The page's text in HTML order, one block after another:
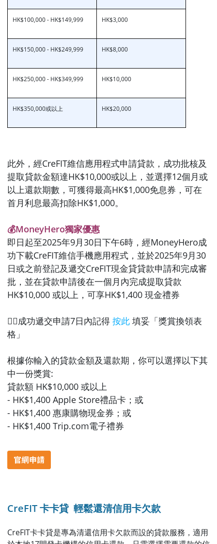
HK$100,000 - HK$149,999 HK$3,000
HK$150,000 - HK$249,999 HK$8,000
HK$250,000 - HK$349,999 HK$10,000
HK$350,000或以上 HK$20,000
此外，經CreFIT維信應用程式申請貸款，成功批核及
提取貸款金額達HK$10,000或以上，並選擇12個月或
以上還款期數，可獲得最高HK$1,000免息券，可在
首月利息最高扣除HK$1,000。
💰MoneyHero獨家優惠
即日起至2025年9月30日下午6時，經MoneyHero成
功下載CreFIT維信手機應用程式，並於2025年9月30
日或之前登記及遞交CreFIT現金貸貸款申請和完成審
批，並在貸款申請後在一個月內完成提取貸款
HK$10,000 或以上，可享HK$1,400 現金禮券
✍🏻成功遞交申請7日內記得 按此 填妥「獎賞換領表
格」
根據你輸入的貸款金額及還款期，你可以選擇以下其
中一份獎賞:
貸款額 HK$10,000 或以上
- HK$1,400 Apple Store禮品卡；或
- HK$1,400 惠康購物現金券；或
- HK$1,400 Trip.com電子禮券
CreFIT 卡卡貸 輕鬆還清信用卡欠款
CreFIT卡卡貸是專為清還信用卡欠款而設的貸款服務，適用